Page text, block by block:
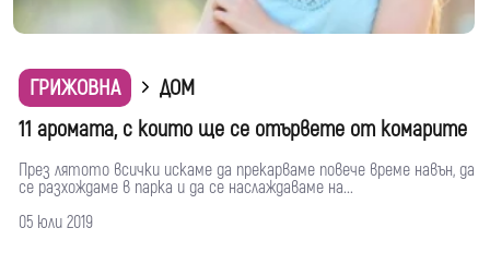
ГРИЖОВНА
ДОМ
11 аромата, с които ще се отървете от комарите
През лятото всички искаме да прекарваме повече време навън, да
се разхождаме в парка и да се наслаждаваме на...
05 юли 2019